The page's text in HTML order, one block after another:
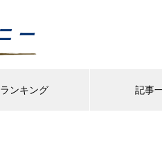
ランキング 記事